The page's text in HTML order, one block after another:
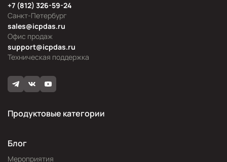
Офис продаж
sales@icpdas.ru
Санкт-Петербург
+7 (812) 326-59-24
Техническая поддержка
support@icpdas.ru
Продуктовые категории
Блог
Мероприятия